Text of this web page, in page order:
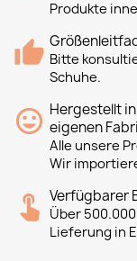
Produkte
Bitte
Schuhe.
Hergestellt
eigenen
Alle unsere
Wir
Verfügbarer
Über
Lieferung in